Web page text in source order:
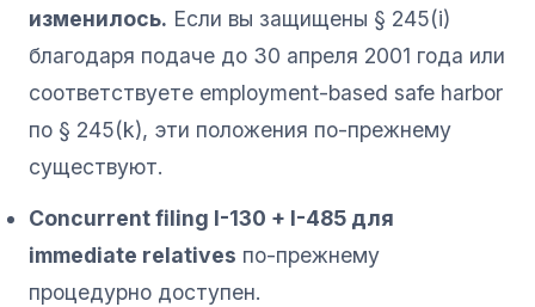
изменилось. Если вы защищены § 245(i)
благодаря подаче до 30 апреля 2001 года или
соответствуете employment-based safe harbor
по § 245(k), эти положения по-прежнему
существуют.
Concurrent filing I-130 + I-485 для
immediate relatives по-прежнему
процедурно доступен.